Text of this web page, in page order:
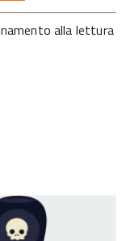
alla lettura